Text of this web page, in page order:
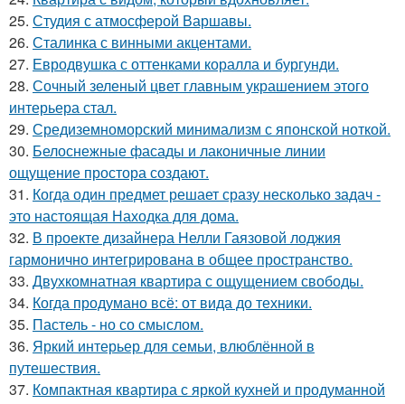
25. Студия с атмосферой Варшавы.
26. Сталинка с винными акцентами.
27. Евродвушка с оттенками коралла и бургунди.
28. Сочный зеленый цвет главным украшением этого
интерьера стал.
29. Средиземноморский минимализм с японской ноткой.
30. Белоснежные фасады и лаконичные линии
ощущение простора создают.
31. Когда один предмет решает сразу несколько задач -
это настоящая Находка для дома.
32. В проекте дизайнера Нелли Гаязовой лоджия
гармонично интегрирована в общее пространство.
33. Двухкомнатная квартира с ощущением свободы.
34. Когда продумано всё: от вида до техники.
35. Пастель - но со смыслом.
36. Яркий интерьер для семьи, влюблённой в
путешествия.
37. Компактная квартира с яркой кухней и продуманной